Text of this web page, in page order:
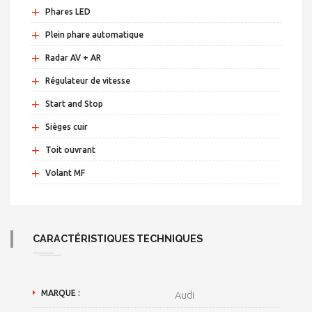
+ Phares LED
+ Plein phare automatique
+ Radar AV + AR
+ Régulateur de vitesse
+ Start and Stop
+ Sièges cuir
+ Toit ouvrant
+ Volant MF
CARACTÉRISTIQUES TECHNIQUES
MARQUE : Audi